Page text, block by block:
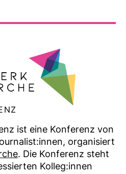
ist eine Kon­fe­renz von
orga­ni­siert
. Die Kon­fe­renz steht
Kolleg:innen